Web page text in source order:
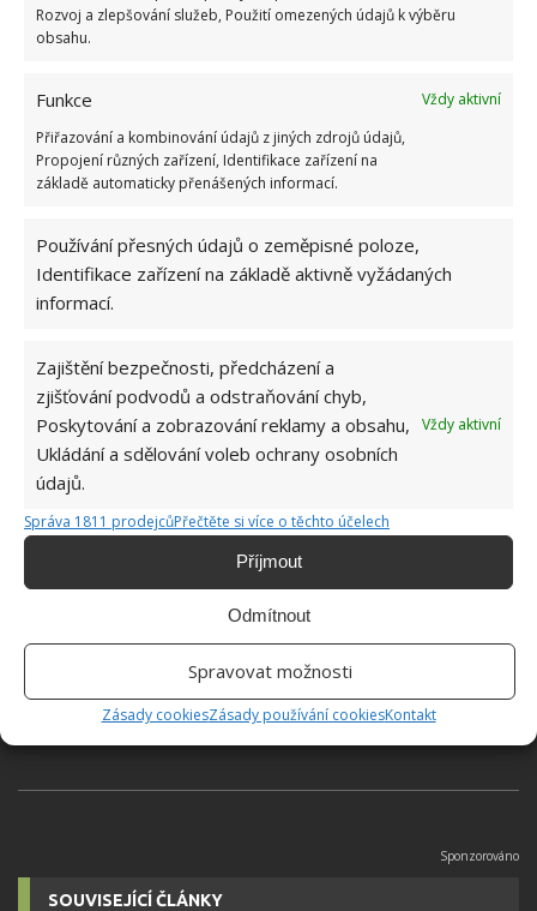
Rozvoj a zlepšování služeb, Použití omezených údajů k výběru
obsahu.
Funkce
Vždy aktivní
Přiřazování a kombinování údajů z jiných zdrojů údajů,
Propojení různých zařízení, Identifikace zařízení na
základě automaticky přenášených informací.
Používání přesných údajů o zeměpisné poloze,
Identifikace zařízení na základě aktivně vyžádaných
informací.
Zajištění bezpečnosti, předcházení a
zjišťování podvodů a odstraňování chyb,
Poskytování a zobrazování reklamy a obsahu,
Ukládání a sdělování voleb ochrany osobních
údajů.
Vždy aktivní
Správa 1811 prodejcůPřečtěte si více o těchto účelech
Příjmout
Odmítnout
Spravovat možnosti
Zásady cookiesZásady používání cookiesKontakt
KOUPELNA
Jiří Kolář
Absolvent České zemědělské
velkým kutilem. V podstatě vše, co je
možné najít v j...[Více o autorovi]
SOUVISEJÍCÍ ČLÁNKY